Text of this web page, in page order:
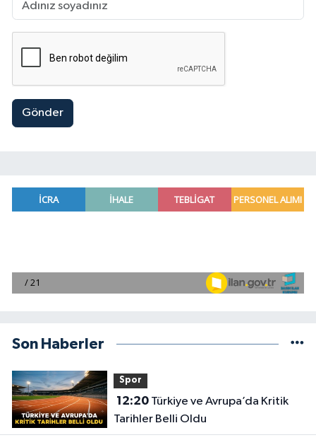
Gönder
Son Haberler
Spor
12:20Türkiye ve Avrupa’da Kritik
Tarihler Belli Oldu